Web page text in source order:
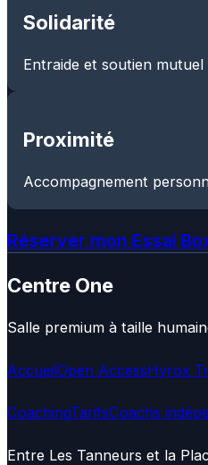
Solidarité
Entraide et soutien
Proximité
Accompagnement
Réserver mon Essai
Centre One
Salle premium à taille
AccueilOpen AccessHyrox
CoachingTarifsCoachs
Entre Les Tanneurs et la